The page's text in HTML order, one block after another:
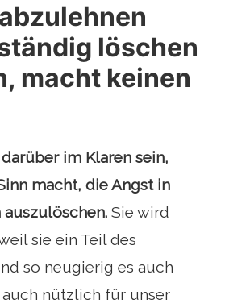
löschen
macht keinen
im Klaren sein,
macht, die Angst in
Sie wird
sie ein Teil des
so neugierig es auch
auch nützlich für unser